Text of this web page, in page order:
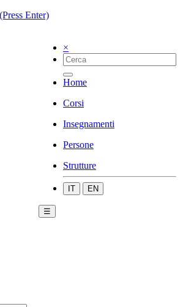
Enter)
×
Home
Corsi
Insegnamenti
Persone
Strutture
IT EN
☰